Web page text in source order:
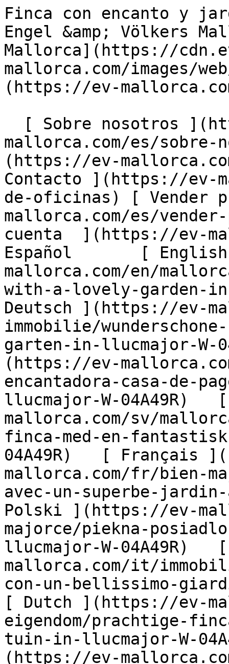
Finca con encanto y jardín idílico en Llucmajor - Engel &amp; Völkers Mallorca                [ ![EV Mallorca](https://cdn.ev-mallorca.com/images/web/EV_Logo_RGB.svg) ](https://ev-mallorca.com/es)  Mallorca  

  [ Sobre nosotros ](https://ev-mallorca.com/es/sobre-nosotros) [ Sobre Mallorca ](https://ev-mallorca.com/es/sobre-mallorca) [ Contacto ](https://ev-mallorca.com/es/ubicaciones-de-oficinas) [ Vender propiedad ](https://ev-mallorca.com/es/vender-propiedad-mallorca) [    Mi cuenta  ](https://ev-mallorca.com/es/mi-cuenta)   Español       [ English ](https://ev-mallorca.com/en/mallorca-property/wonderful-finca-with-a-lovely-garden-in-llucmajor-W-04A49R)    [ Deutsch ](https://ev-mallorca.com/de/mallorca-immobilie/wunderschone-finca-mit-einem-tollen-garten-in-llucmajor-W-04A49R)   [ Català ](https://ev-mallorca.com/ca/immoble-mallorca/una-encantadora-casa-de-pages-amb-un-jardi-idillic-a-llucmajor-W-04A49R)   [ Svenska ](https://ev-mallorca.com/sv/mallorca-fastighet/en-vacker-finca-med-en-fantastisk-tradgard-i-llucmajor-W-04A49R)   [ Français ](https://ev-mallorca.com/fr/bien-majorque/magnifique-finca-avec-un-superbe-jardin-a-llucmajor-W-04A49R)   [ Polski ](https://ev-mallorca.com/pl/nieruchomosc-majorce/piekna-posiadlosc-z-cudownym-ogrodem-w-llucmajor-W-04A49R)   [ Italiano ](https://ev-mallorca.com/it/immobili-maiorca/splendida-finca-con-un-bellissimo-giardino-a-llucmajor-W-04A49R)   [ Dutch ](https://ev-mallorca.com/nl/mallorca-eigendom/prachtige-finca-met-een-schitterende-tuin-in-llucmajor-W-04A49R)   [ Русский ](https://ev-mallorca.com/ru/nedvizhimost-mayorka/prekrasnaia-usadba-s-velikolepnym-sadom-v-liukmaiore-W-04A49R)   [ Dansk ](https://ev-mallorca.com/da/mallorca-ejendom/en-smuk-finca-med-en-fantastisk-have-i-llucmajor-W-04A49R)   

  Comprar  [ Todas las propiedades ](https://ev-mallorca.com/es/inmobiliaria-mallorca?contract_type=0) [ Casa ](https://ev-mallorca.com/es/inmobiliaria-mallorca?contract_type=0&type%5B0%5D=0) [ Finca ](https://ev-mallorca.com/es/inmobiliaria-mallorca?contract_type=0&type%5B0%5D=1) [ Apartamento ](https://ev-mallorca.com/es/inmobiliaria-mallorca?contract_type=0&type%5B0%5D=2) [ Ático ](https://ev-mallorca.com/es/inmobiliaria-mallorca?contract_type=0&type%5B0%5D=5) [ Solares ](https://ev-mallorca.com/es/inmobiliaria-mallorca?contract_type=0&type%5B0%5D=3) [ Obra nueva ](https://ev-mallorca.com/es/inmobiliaria-mallorca?contract_type=0&type%5B0%5D=development) 

  Alquilar  [ Todas las propiedades ](https://ev-mallorca.com/es/inmobiliaria-mallorca?contract_type=1) [ Casa ](https://ev-mallorca.com/es/inmobiliaria-mallorca?contract_type=1&type%5B0%5D=0) [ Finca ](https://ev-mallorca.com/es/inmobiliaria-mallorca?contract_type=1&type%5B0%5D=1) [ Apartamento ](https://ev-mallorca.com/es/inmobiliaria-mallorca?contract_type=1&type%5B0%5D=2) [ Ático ](https://ev-mallorca.com/es/inmobiliaria-mallorca?contract_type=1&type%5B0%5D=5) 

  Alquiler Vacacional  [ Todas las propiedades ](https://ev-mallorca.com/es/alquiler-vacacional) [ Casa ](https://ev-mallorca.com/es/alquiler-vacacional?type%5B0%5D=0) [ Finca ](https://ev-mallorca.com/es/alquiler-vacacional?type%5B0%5D=1) [ Apartamento ](https://ev-mallorca.com/es/alquiler-vacacional?type%5B0%5D=2) [ Ático ](https://ev-mallorca.com/es/alquiler-vacacional?type%5B0%5D=5) 

  Comercial  [ Todas las propiedades ](https://ev-mallorca.com/es/propiedades-comerciales) [ Agricultura y bosques ](https://ev-mallorca.com/es/propiedades-comerciales?type%5B0%5D=6) [ Hotel ](https://ev-mallorca.com/es/propiedades-comerciales?type%5B0%5D=7) [ Industria ](https://ev-mallorca.com/es/propiedades-comerciales?type%5B0%5D=8) [ Inversión ](https://ev-mallorca.com/es/propiedades-comerciales?type%5B0%5D=9) [ Gastronomía ](https://ev-mallorca.com/es/propiedades-comerciales?type%5B0%5D=10) [ Solares ](https://ev-mallorca.com/es/propiedades-comerciales?type%5B0%5D=11) [ Oficina ](https://ev-mallorca.com/es/propiedades-comerciales?type%5B0%5D=12) [ Otros ](https://ev-mallorca.com/es/propiedades-comerciales?type%5B0%5D=13) [ Tienda ](https://ev-mallorca.com/es/propiedades-comerciales?type%5B0%5D=14) 

 [ Obra nueva ](https://ev-mallorca.com/es/obra-nueva-mallorca) 

     Español       [ English ](https://ev-mallorca.com/en/mallorca-property/wonderful-finca-with-a-lovely-garden-in-llucmajor-W-04A49R)    [ Deutsch ](https://ev-mallorca.com/de/mallorca-immobilie/wunderschone-finca-mit-einem-tollen-garten-in-llucmajor-W-04A49R)   [ Català ](https://ev-mallorca.com/ca/immoble-mallorca/una-encantadora-casa-de-pages-amb-un-